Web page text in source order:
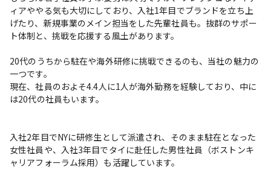
ィアややる気も大切にしており、入社1年目でブランドを立ち上
げたり、新規事業のメイン担当をした先輩社員も。抜群のサポー
ト体制と、挑戦を応援する風土があります。
20代のうちから駐在や海外研修に挑戦できるのも、当社の魅力の
一つです。
現在、社員のおよそ4.4人に1人が海外勤務を経験しており、中に
は20代の社員もいます。
入社2年目でNYに研修生として派遣され、そのまま駐在となった
女性社員や、入社3年目でタイに赴任した男性社員（ボストンキ
ャリアフォーラム採用）も活躍しています。